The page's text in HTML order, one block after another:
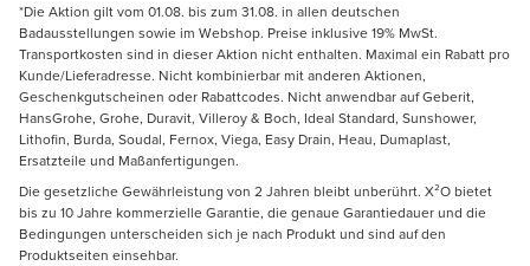
*Die Aktion gilt vom 01.08. bis zum 31.08. in allen deutschen
Badausstellungen sowie im Webshop. Preise inklusive 19% MwSt.
Transportkosten sind in dieser Aktion nicht enthalten. Maximal ein Rabatt pro
Kunde/Lieferadresse. Nicht kombinierbar mit anderen Aktionen,
Geschenkgutscheinen oder Rabattcodes. Nicht anwendbar auf Geberit,
HansGrohe, Grohe, Duravit, Villeroy & Boch, Ideal Standard, Sunshower,
Lithofin, Burda, Soudal, Fernox, Viega, Easy Drain, Heau, Dumaplast,
Ersatzteile und Maßanfertigungen.
Die gesetzliche Gewährleistung von 2 Jahren bleibt unberührt. X²O bietet
bis zu 10 Jahre kommerzielle Garantie, die genaue Garantiedauer und die
Bedingungen unterscheiden sich je nach Produkt und sind auf den
Produktseiten einsehbar.